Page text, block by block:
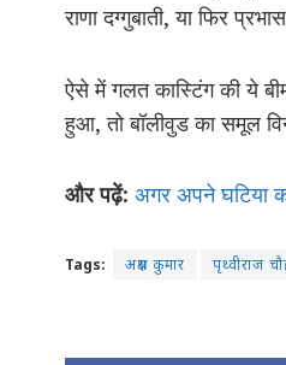
राणा दग्गुबाती, या फिर
ऐसे में गलत कास्टिंग की ये
हुआ, तो बॉलीवुड का समूल
और पढ़ें: अगर अपने घटिया
Tags: अक्षय कुमार पृथ्वीराज